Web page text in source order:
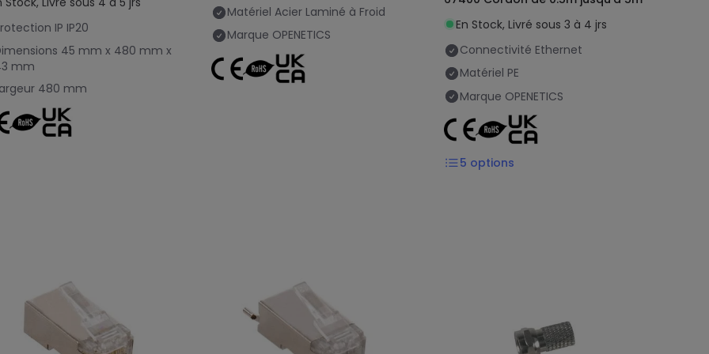
IP IP20
45 mm x 480 mm x
mm
480 mm
Matériel Acier Laminé à Froid
Marque OPENETICS
En Stock, Livré sous 3 à 4 jrs
Connectivité Ethernet
Matériel PE
Marque OPENETICS
5 options